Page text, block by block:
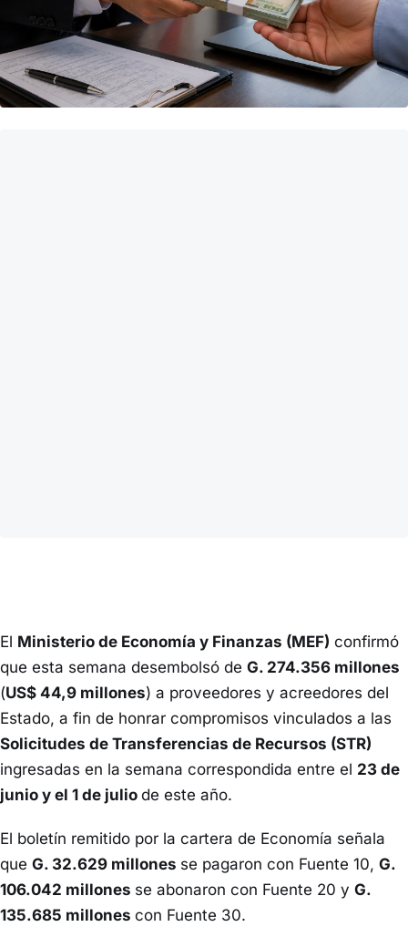
El Ministerio de Economía y Finanzas (MEF) confirmó
que esta semana desembolsó de G. 274.356 millones
(US$ 44,9 millones) a proveedores y acreedores del
Estado, a fin de honrar compromisos vinculados a las
Solicitudes de Transferencias de Recursos (STR)
ingresadas en la semana correspondida entre el 23 de
junio y el 1 de julio de este año.
El boletín remitido por la cartera de Economía señala
que G. 32.629 millones se pagaron con Fuente 10, G.
106.042 millones se abonaron con Fuente 20 y G.
135.685 millones con Fuente 30.